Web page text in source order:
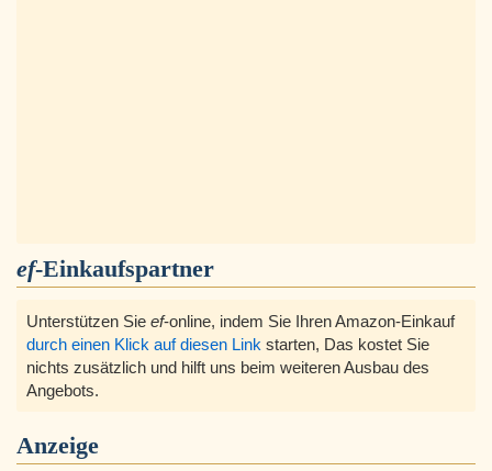
ef-Einkaufspartner
Unterstützen Sie ef-online, indem Sie Ihren Amazon-Einkauf
durch einen Klick auf diesen Link starten, Das kostet Sie
nichts zusätzlich und hilft uns beim weiteren Ausbau des
Angebots.
Anzeige